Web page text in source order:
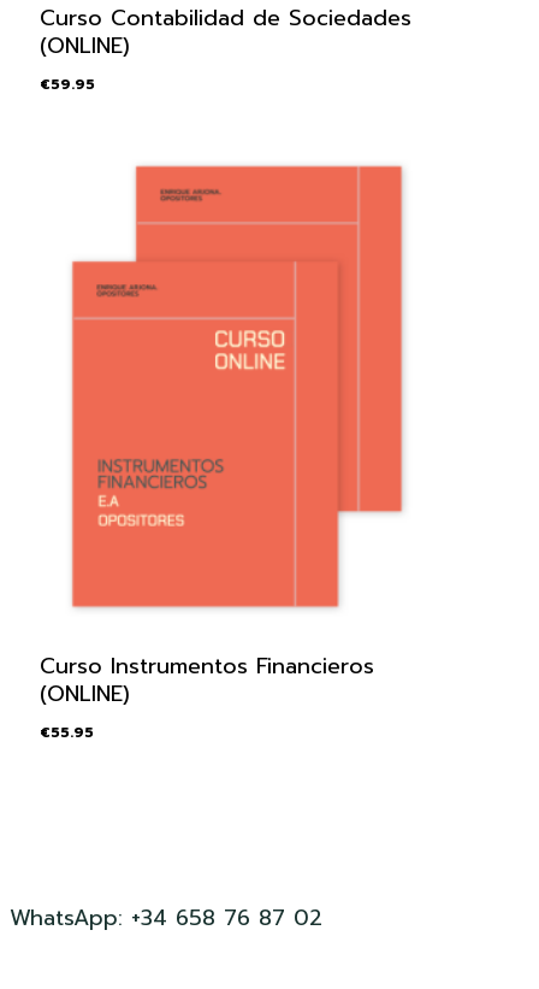
Curso Contabilidad de Sociedades
(ONLINE)
€59.95
Curso Instrumentos Financieros
(ONLINE)
€55.95
WhatsApp: +34 658 76 87 02